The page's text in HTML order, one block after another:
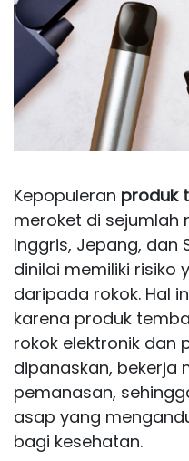
Kepopuleran produk
meroket di sejumlah
Inggris, Jepang, dan
dinilai memiliki risiko
daripada rokok. Hal
karena produk
rokok elektronik dan
dipanaskan, bekerja
pemanasan,
asap yang
bagi kesehatan.